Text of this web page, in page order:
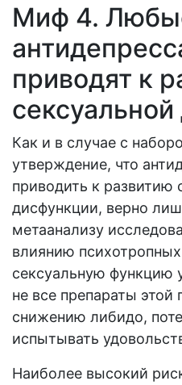
Миф 4.
приводят к
Как и в случае с
утверждение, что
приводить к развитию
дисфункции, верно
метаанализу
влиянию
сексуальную
не все препараты этой
снижению либидо,
испытывать
Наиболее высокий